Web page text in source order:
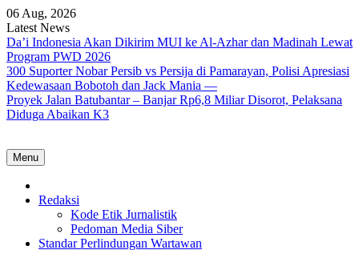
Skip
to
content
06 Aug, 2026
Latest News
Da’i Indonesia Akan Dikirim MUI ke Al-Azhar dan Madinah Lewat
Program PWD 2026
300 Suporter Nobar Persib vs Persija di Pamarayan, Polisi Apresiasi
Kedewasaan Bobotoh dan Jack Mania —
Proyek Jalan Batubantar – Banjar Rp6,8 Miliar Disorot, Pelaksana
Diduga Abaikan K3
Menu
Redaksi
Kode Etik Jurnalistik
Pedoman Media Siber
Standar Perlindungan Wartawan